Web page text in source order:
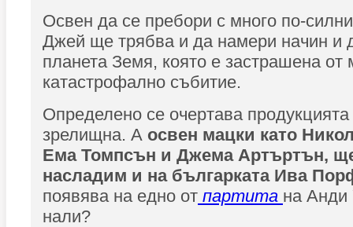
Освен да се пребори с много по-
Джей ще трябва и да намери начин и
планета Земя, която е застрашена
катастрофално събитие.
Определено се очертава
зрелищна. А освен мацки като
Ема Томпсън и Джема Артъртън,
насладим и на българката Ива
появява на едно от партита на Анди
нали?